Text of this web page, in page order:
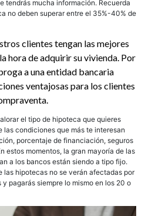
tendrás mucha información. Recuerda
no deben superar entre el 35%-40% de
clientes tengan las mejores
hora de adquirir su vivienda. Por
a una entidad bancaria
ventajosas para los clientes
el tipo de hipoteca que quieres
las condiciones que más te interesan
porcentaje de financiación, seguros
estos momentos, la gran mayoría de las
a los bancos están siendo a tipo fijo.
las hipotecas no se verán afectadas por
pagarás siempre lo mismo en los 20 o